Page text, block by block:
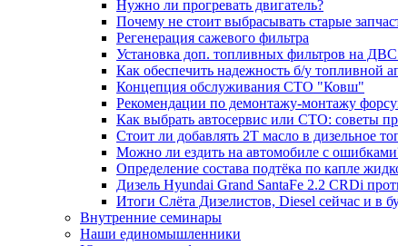
Нужно ли прогревать двигатель?
Почему не стоит выбрасывать старые
Регенерация сажевого фильтра
Установка доп. топливных фильтров на
Как обеспечить надежность б/у топливной
Концепция обслуживания СТО "Ковш"
Рекомендации по демонтажу-монтажу
Как выбрать автосервис или СТО: советы
Стоит ли добавлять 2T масло в дизельное
Можно ли ездить на автомобиле с
Определение состава подтёка по капле
Дизель Hyundai Grand SantaFe 2.2 CRDi
Итоги Слёта Дизелистов, Diesel сейчас и в
Внутренние семинары
Наши единомышленники